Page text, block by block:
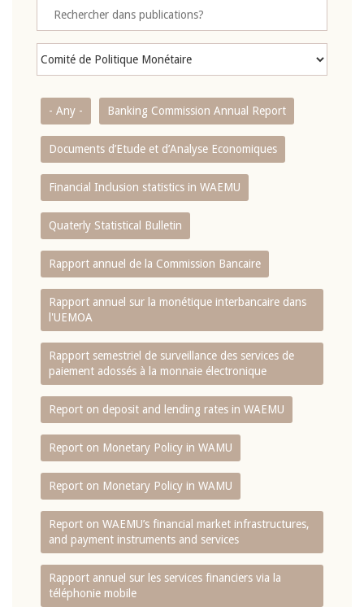
- Any - Banking Commission Annual Report
Documents d’Etude et d’Analyse Economiques
Financial Inclusion statistics in WAEMU
Quaterly Statistical Bulletin
Rapport annuel de la Commission Bancaire
Rapport annuel sur la monétique interbancaire dans
l'UEMOA
Rapport semestriel de surveillance des services de
paiement adossés à la monnaie électronique
Report on deposit and lending rates in WAEMU
Report on Monetary Policy in WAMU
Report on Monetary Policy in WAMU
Report on WAEMU’s financial market infrastructures,
and payment instruments and services
Rapport annuel sur les services financiers via la
téléphonie mobile